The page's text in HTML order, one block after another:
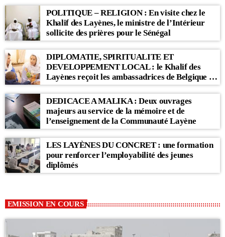
POLITIQUE – RELIGION : En visite chez le
Khalif des Layènes, le ministre de l’Intérieur
sollicite des prières pour le Sénégal
DIPLOMATIE, SPIRITUALITE ET
DEVELOPPEMENT LOCAL : le Khalif des
Layènes reçoit les ambassadrices de Belgique et
des Pays-Bas
DEDICACE A MALIKA : Deux ouvrages
majeurs au service de la mémoire et de
l’enseignement de la Communauté Layène
LES LAYÈNES DU CONCRET : une formation
pour renforcer l’employabilité des jeunes
diplômés
EMISSION EN COURS